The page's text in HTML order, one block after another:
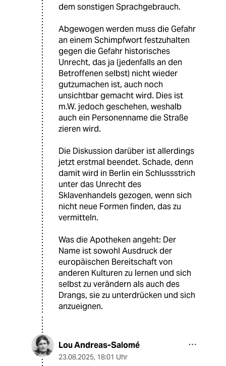
dem sonstigen Sprachgebrauch.
Abgewogen werden muss die Gefahr
an einem Schimpfwort festzuhalten
gegen die Gefahr historisches
Unrecht, das ja (jedenfalls an den
Betroffenen selbst) nicht wieder
gutzumachen ist, auch noch
unsichtbar gemacht wird. Dies ist
m.W. jedoch geschehen, weshalb
auch ein Personenname die Straße
zieren wird.
Die Diskussion darüber ist allerdings
jetzt erstmal beendet. Schade, denn
damit wird in Berlin ein Schlussstrich
unter das Unrecht des
Sklavenhandels gezogen, wenn sich
nicht neue Formen finden, das zu
vermitteln.
Was die Apotheken angeht: Der
Name ist sowohl Ausdruck der
europäischen Bereitschaft von
anderen Kulturen zu lernen und sich
selbst zu verändern als auch des
Drangs, sie zu unterdrücken und sich
anzueignen.
Lou Andreas-Salomé
23.08.2025, 18:01 Uhr